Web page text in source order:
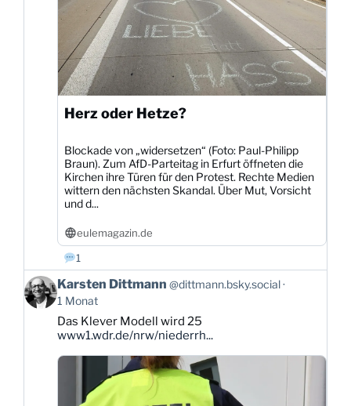
Herz oder Hetze?
Blockade von „widersetzen“ (Foto: Paul-Philipp
Braun). Zum AfD-Parteitag in Erfurt öffneten die
Kirchen ihre Türen für den Protest. Rechte Medien
wittern den nächsten Skandal. Über Mut, Vorsicht
und d...
eulemagazin.de
1
Beitrag
von
Karsten
Dittmann
Bluesky
Karsten Dittmann @dittmann.bsky.social
1 Monat
Das Klever Modell wird 25
www1.wdr.de/nrw/niederrh...